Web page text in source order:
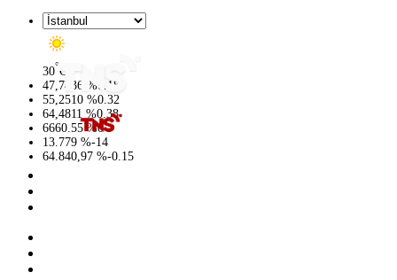
30°C
47,7436 %0.18
55,2510 %0.32
64,4811 %0.38
6660.55 %0
13.779 %-14
64.840,97 %-0.15